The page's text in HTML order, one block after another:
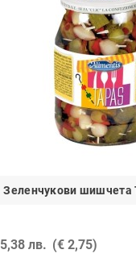
Зеленчукови шишчета
5,38 лв. (€ 2,75)